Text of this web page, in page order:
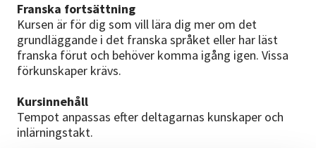
Franska fortsättning
Kursen är för dig som vill lära dig mer om det
grundläggande i det franska språket eller har läst
franska förut och behöver komma igång igen. Vissa
förkunskaper krävs.
Kursinnehåll
Tempot anpassas efter deltagarnas kunskaper och
inlärningstakt.